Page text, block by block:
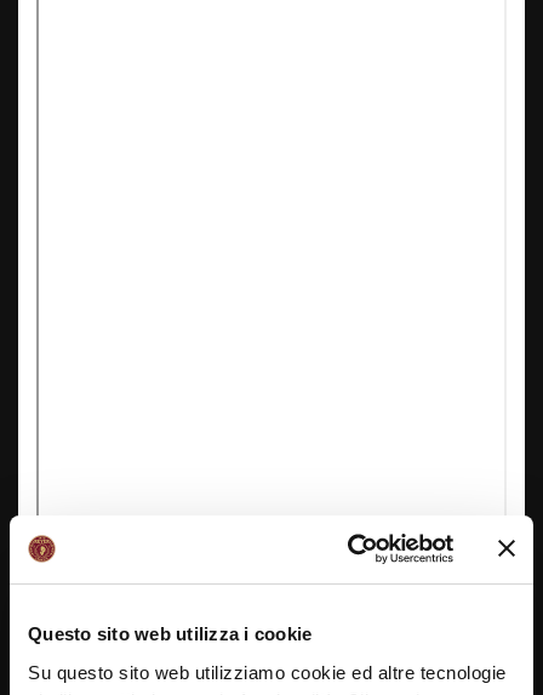
Questo sito web utilizza i cookie
Su questo sito web utilizziamo cookie ed altre tecnologie